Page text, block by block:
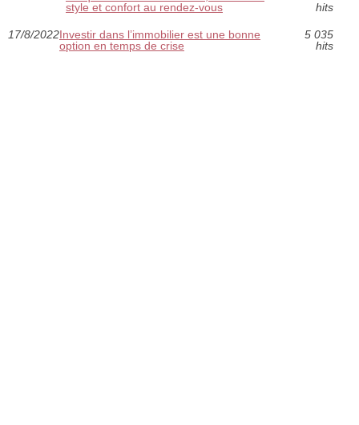
style et confort au rendez-vous
hits
17/8/2022Investir dans l’immobilier est une bonne
option en temps de crise
5 035
hits